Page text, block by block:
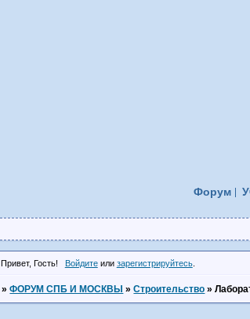
Форум
Привет, Гость! Войдитеили зарегистрируйтесь.
»ФОРУМ СПБ И МОСКВЫ »Строительство »